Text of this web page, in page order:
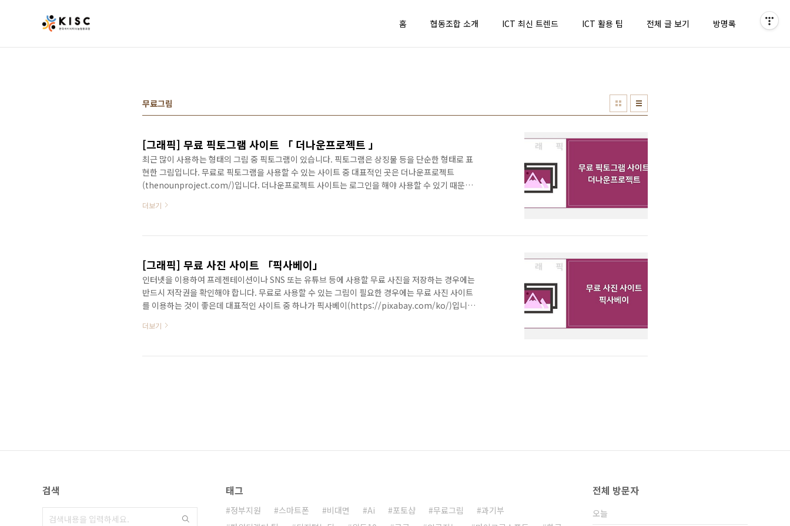
홈
협동조합 소개 ICT 최신 트렌드 ICT 활용 팁 전체 글 보기 방명록
무료그림
[그래픽] 무료 픽토그램 사이트 「 더나운프로젝트 」
최근 많이 사용하는 형태의 그림 중 픽토그램이 있습니다. 픽토그램은 상징물 등을 단순한 형태로 표
현한 그림입니다. 무료로 픽토그램을 사용할 수 있는 사이트 중 대표적인 곳은 더나운프로젝트
(thenounproject.com/)입니다. 더나운프로젝트 사이트는 로그인을 해야 사용할 수 있기 때문에
운프로젝트에서 제공하는 그림은 자유롭게 사용이 가능하지만 반드시 출처를 표기해야 합니다. 1. 더
합니다. 2. 필요한 그림을 검색합니다. 3. 선택한 그림에서 을 클릭합니다. 4. 무료로 사용하기 위해서
더보기
[그래픽] 무료 사진 사이트 「픽사베이」
인터넷을 이용하여 프레젠테이션이나 SNS 또는 유튜브 등에 사용할 무료 사진을 저장하는 경우에는
반드시 저작권을 확인해야 합니다. 무료로 사용할 수 있는 그림이 필요한 경우에는 무료 사진 사이트
를 이용하는 것이 좋은데 대표적인 사이트 중 하나가 픽사베이(https://pixabay.com/ko/)입니다.
1. 픽사베이 사이트(https://pixabay.com/ko/)에 접속합니다. 2. 필요한 그림을 검색합니다. 3. 저
회원가입을 해야 합니다. 4. [로봇이 아닙니다.]에 체크한 후 를 클릭합니다. 이 메시지가..
더보기
검색 태그
정부지원 스마트폰 비대면 Ai 포토샵 무료그림
과기부
전체 방문자
오늘